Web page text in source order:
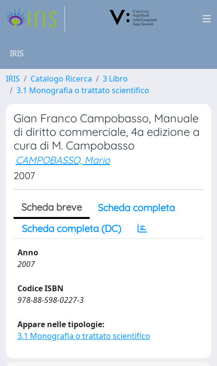
IRIS
IRIS Catalogo Ricerca
3 Libro
3.1 Monografia o trattato scientifico
Gian Franco Campobasso, Manuale
di diritto commerciale, 4a edizione a
cura di M. Campobasso
CAMPOBASSO, Mario
2007
Scheda breve
Scheda completa
Scheda completa (DC)
Anno
2007
Codice ISBN
978-88-598-0227-3
Appare nelle tipologie:
3.1 Monografia o trattato scientifico